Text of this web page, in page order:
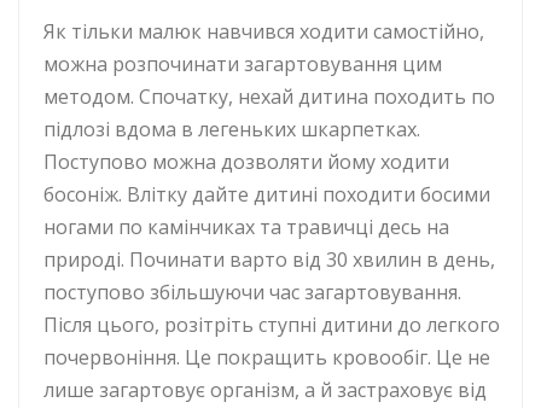
Як тільки малюк навчився ходити самостійно,
можна розпочинати загартовування цим
методом. Спочатку, нехай дитина походить по
підлозі вдома в легеньких шкарпетках.
Поступово можна дозволяти йому ходити
босоніж. Влітку дайте дитині походити босими
ногами по камінчиках та травичці десь на
природі. Починати варто від 30 хвилин в день,
поступово збільшуючи час загартовування.
Після цього, розітріть ступні дитини до легкого
почервоніння. Це покращить кровообіг. Це не
лише загартовує організм, а й застраховує від